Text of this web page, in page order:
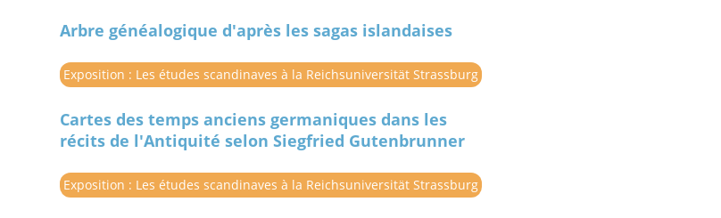
Arbre généalogique d'après les sagas islandaises
Exposition : Les études scandinaves à la Reichsuniversität Strassburg
Cartes des temps anciens germaniques dans les
récits de l'Antiquité selon Siegfried Gutenbrunner
Exposition : Les études scandinaves à la Reichsuniversität Strassburg